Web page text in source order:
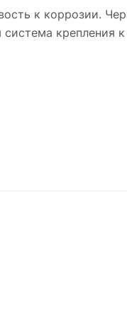
к коррозии.
система